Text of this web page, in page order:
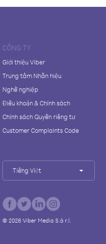
CÔNG TY
Giới thiệu Viber
Trung tâm Nhãn hiệu
Nghề nghiệp
Điều khoản & Chính sách
Chính sách Quyền riêng tư
Customer Complaints Code
Tiếng Việt
© 2026Viber Media S.à r.l.